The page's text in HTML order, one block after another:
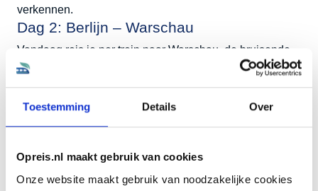
Toestemming Details Over
Opreis.nl maakt gebruik van cookies
Onze website maakt gebruik van noodzakelijke cookies
verkennen.
Dag 2: Berlijn – Warschau
Vandaag reis je per trein naar Warschau, de bruisende
hoofdstad van Polen. Bewonder de mix van historische
en moderne architectuur en proef de Poolse keuken in
een van de vele gezellige restaurants.
de oudste steden van Polen. Verken het historische
oude centrum en ontdek de rijke geschiedenis van de